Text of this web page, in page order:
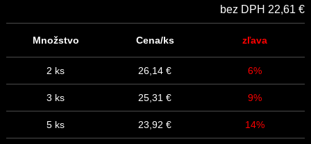
bez DPH 22,61 €
Množstvo Cena/ks zľava
2 ks 26,14 € 6%
3 ks 25,31 € 9%
5 ks 23,92 € 14%